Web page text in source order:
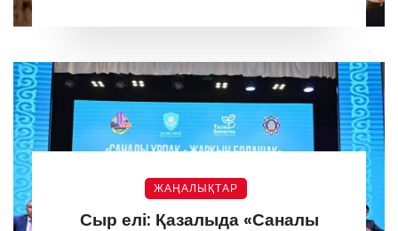
ЖАҢАЛЫҚТАР
Сыр елі: Қазалыда «Саналы